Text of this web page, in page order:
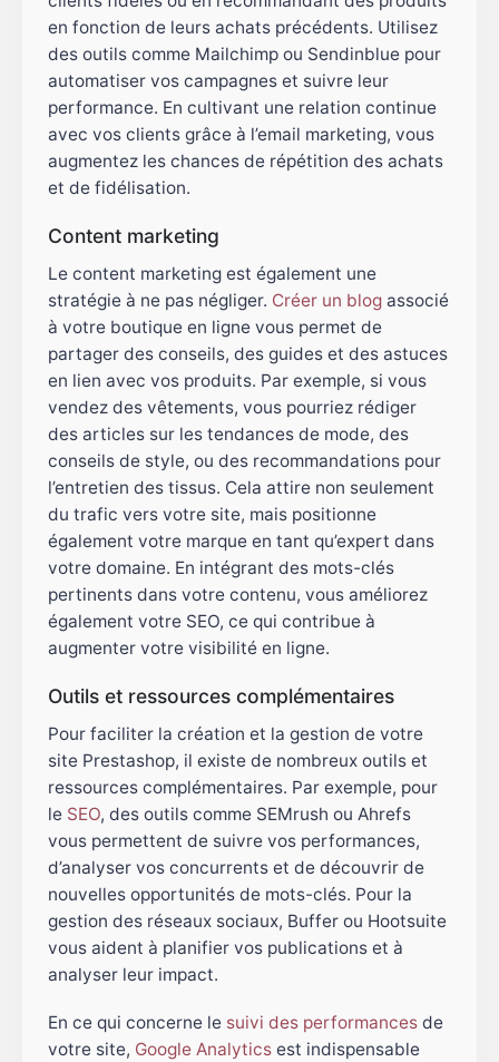
en fonction de leurs achats précédents. Utilisez
des outils comme Mailchimp ou Sendinblue pour
automatiser vos campagnes et suivre leur
performance. En cultivant une relation continue
avec vos clients grâce à l’email marketing, vous
augmentez les chances de répétition des achats
et de fidélisation.
Content marketing
Le content marketing est également une
stratégie à ne pas négliger. Créer un blog associé
à votre boutique en ligne vous permet de
partager des conseils, des guides et des astuces
en lien avec vos produits. Par exemple, si vous
vendez des vêtements, vous pourriez rédiger
des articles sur les tendances de mode, des
conseils de style, ou des recommandations pour
l’entretien des tissus. Cela attire non seulement
du trafic vers votre site, mais positionne
également votre marque en tant qu’expert dans
votre domaine. En intégrant des mots-clés
pertinents dans votre contenu, vous améliorez
également votre SEO, ce qui contribue à
augmenter votre visibilité en ligne.
Outils et ressources complémentaires
Pour faciliter la création et la gestion de votre
site Prestashop, il existe de nombreux outils et
ressources complémentaires. Par exemple, pour
le SEO, des outils comme SEMrush ou Ahrefs
vous permettent de suivre vos performances,
d’analyser vos concurrents et de découvrir de
nouvelles opportunités de mots-clés. Pour la
gestion des réseaux sociaux, Buffer ou Hootsuite
vous aident à planifier vos publications et à
analyser leur impact.
En ce qui concerne le suivi des performances de
votre site, Google Analytics est indispensable